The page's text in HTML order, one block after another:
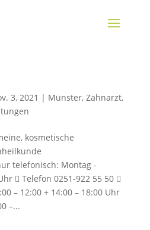
3, 2021 | Münster, Zahnarzt,
kosmetische
telefonisch: Montag -
 Telefon 0251-922 55 50 
– 12:00 + 14:00 – 18:00 Uhr
–...